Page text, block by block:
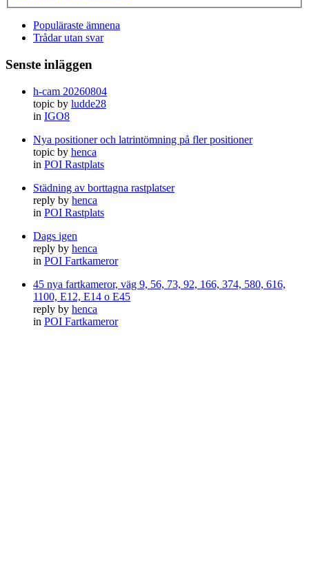
Populäraste ämnena
Trådar utan svar
Senste inläggen
h-cam 20260804
topic by ludde28
in IGO8
Nya positioner och latrintömning på fler positioner
topic by henca
in POI Rastplats
Städning av borttagna rastplatser
reply by henca
in POI Rastplats
Dags igen
reply by henca
in POI Fartkameror
45 nya fartkameror, väg 9, 56, 73, 92, 166, 374, 580, 616,
1100, E12, E14 o E45
reply by henca
in POI Fartkameror